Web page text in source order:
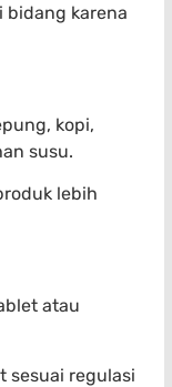
bidang karena
kopi,
susu.
lebih
atau
sesuai regulasi